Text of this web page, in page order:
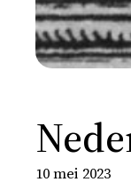
10 mei 2023